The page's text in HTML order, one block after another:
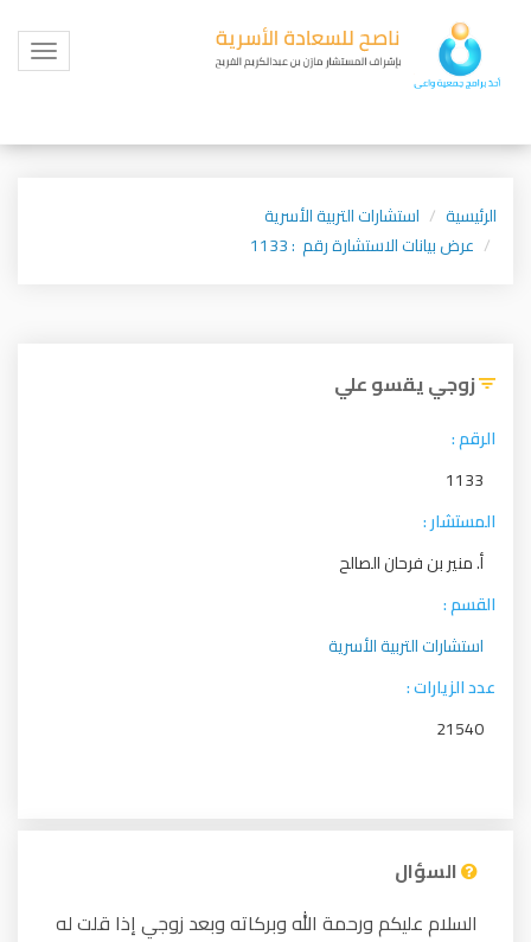
Toggle
الرئيسية
استشارات التربية الأسرية
عرض بيانات الاستشارة رقم : 1133
زوجي يقسو علي
الرقم :
1133
المستشار :
أ. منير بن فرحان الصالح
القسم :
استشارات التربية الأسرية
عدد الزيارات :
21540
السؤال
السلام عليكم ورحمة الله وبركاته وبعد زوجي إذا قلت له